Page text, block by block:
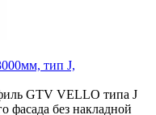
тип J,
GTV VELLO типа J
фасада без накладной